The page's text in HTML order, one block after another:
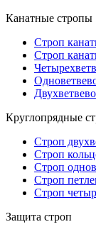
Канатные стропы
Строп
Строп
Круглопрядные
Строп
Строп
Строп
Строп
Строп
Защита строп